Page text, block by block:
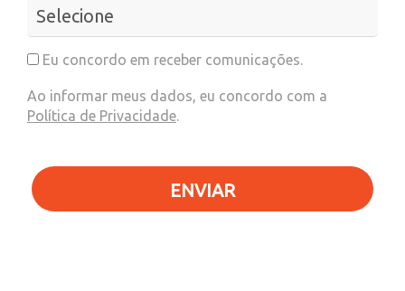
Eu concordo em receber comunicações.
Ao informar meus dados, eu concordo com a
Política de Privacidade.
ENVIAR